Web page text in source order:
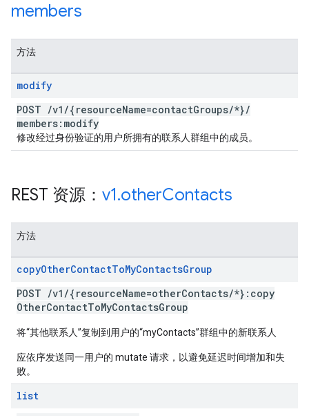
members
方法
modify
POST /v1 /{resourceName=contactGroups/*}/
members:modify
修改经过身份验证的用户所拥有的联系人群组中的成员。
REST 资源： v1.otherContacts
方法
copyOtherContactToMyContactsGroup
POST /v1 /{resourceName=otherContacts/*}:copy
OtherContactToMyContactsGroup
将“其他联系人”复制到用户的“myContacts”群组中的新联系人
应依序发送同一用户的 mutate 请求，以避免延迟时间增加和失
败。
list